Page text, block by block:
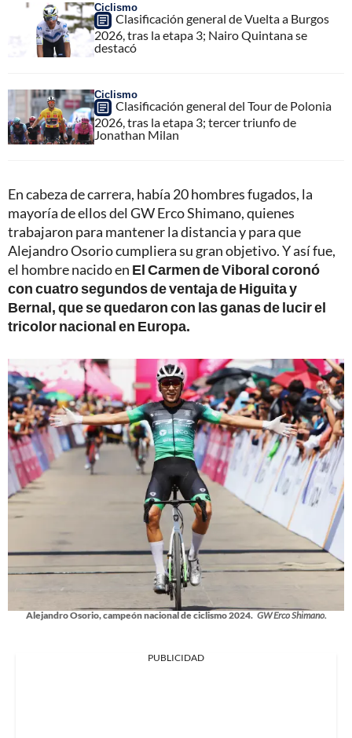
Ciclismo
Clasificación general de Vuelta a Burgos
2026, tras la etapa 3; Nairo Quintana se
destacó
Ciclismo
Clasificación general del Tour de Polonia
2026, tras la etapa 3; tercer triunfo de
Jonathan Milan
En cabeza de carrera, había 20 hombres fugados, la
mayoría de ellos del GW Erco Shimano, quienes
trabajaron para mantener la distancia y para que
Alejandro Osorio cumpliera su gran objetivo. Y así fue,
el hombre nacido en El Carmen de Viboral coronó
con cuatro segundos de ventaja de Higuita y
Bernal, que se quedaron con las ganas de lucir el
tricolor nacional en Europa.
Alejandro Osorio, campeón nacional de ciclismo 2024. GW Erco Shimano.
PUBLICIDAD